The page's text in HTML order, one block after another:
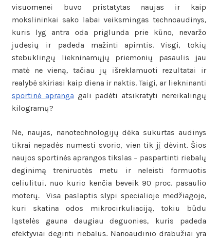
visuomenei buvo pristatytas naujas ir kaip
mokslininkai sako labai veiksmingas technoaudinys,
kuris lyg antra oda priglunda prie kūno, nevaržo
judesių ir padeda mažinti apimtis. Visgi, tokių
stebuklingų liekninamųjų priemonių pasaulis jau
matė ne vieną, tačiau jų išreklamuoti rezultatai ir
realybė skiriasi kaip diena ir naktis. Taigi, ar liekninanti
sportinė apranga gali padėti atsikratyti nereikalingų
kilogramų?
Ne, naujas, nanotechnologijų dėka sukurtas audinys
tikrai nepadės numesti svorio, vien tik jį dėvint. Šios
naujos sportinės aprangos tikslas – paspartinti riebalų
deginimą treniruotės metu ir neleisti formuotis
celiulitui, nuo kurio kenčia beveik 90 proc. pasaulio
moterų. Visa paslaptis slypi specialioje medžiagoje,
kuri skatina odos mikrocirkuliaciją, tokiu būdu
ląstelės gauna daugiau deguonies, kuris padeda
efektyviai deginti riebalus. Nanoaudinio drabužiai yra